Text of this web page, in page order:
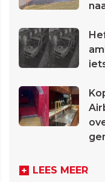
LEES MEER